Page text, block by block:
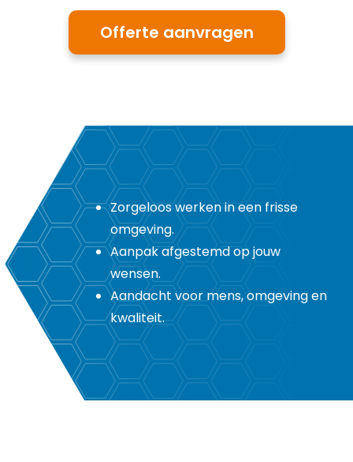
Offerte aanvragen
Zorgeloos werken in een frisse
omgeving.
Aanpak afgestemd op jouw
wensen.
Aandacht voor mens, omgeving en
kwaliteit.